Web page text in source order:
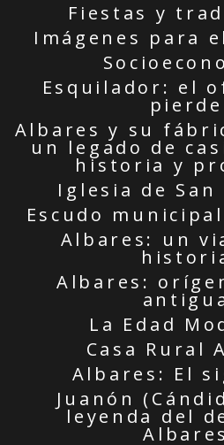
Fiestas y
Imágenes para
Esquilador: el
pierde
Albares y su
un legado de
historia y
Iglesia de San
Escudo municipal
Albares: un
Albares:
La Edad
Casa Rural
Albares: El
Juanón
leyenda del
Albares